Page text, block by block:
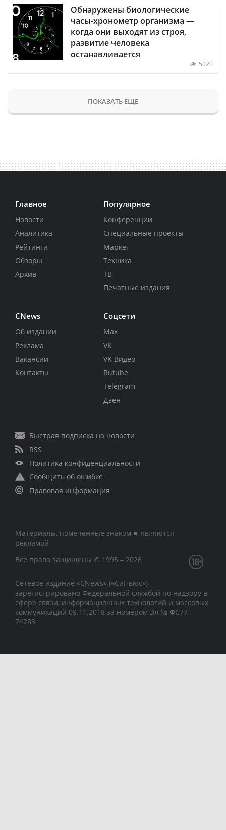
Обнаружены биологические
часы-хронометр организма —
когда они выходят из строя,
развитие человека
останавливается
5020
ПОКАЗАТЬ ЕЩЕ
Главное
Новости
Аналитика
Рейтинги
Обзоры
Архив
Популярное
Конференции
Специальные проекты
Маркет
Техника
ТВ
Печатные издания
CNews
Об издании
Реклама
Вакансии
Контакты
Соцсети
Max
VK
VK Видео
Rutube
Telegram
Дзен
Быстрая подписка на новости
RSS
Политика конфиденциальности
Сообщить об ошибке
Правовая информация
Материалы, помеченные знаком ■, являются
рекламой
Все права защищены © 1995 – 2026
Сетевое издание «CNews» («СиНьюс»)
зарегистрировано Федеральной службой по надзору в
сфере связи, информационных технологий и массовых
коммуникаций 09.11.2018 за номером Эл № ФС77 –
74283